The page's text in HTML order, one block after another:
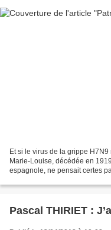
Et si le virus de la grippe
Marie-Louise, décédée en
espagnole, ne pensait certes
Pascal THIRIET :